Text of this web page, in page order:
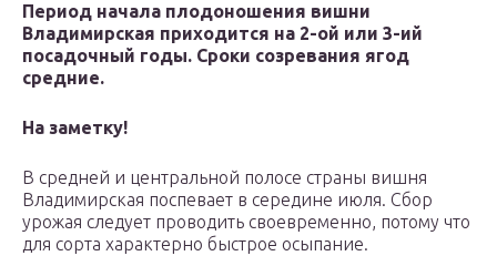
Период начала плодоношения вишни
Владимирская приходится на 2-ой или 3-ий
посадочный годы. Сроки созревания ягод
средние.
На заметку!
В средней и центральной полосе страны вишня
Владимирская поспевает в середине июля. Сбор
урожая следует проводить своевременно, потому что
для сорта характерно быстрое осыпание.